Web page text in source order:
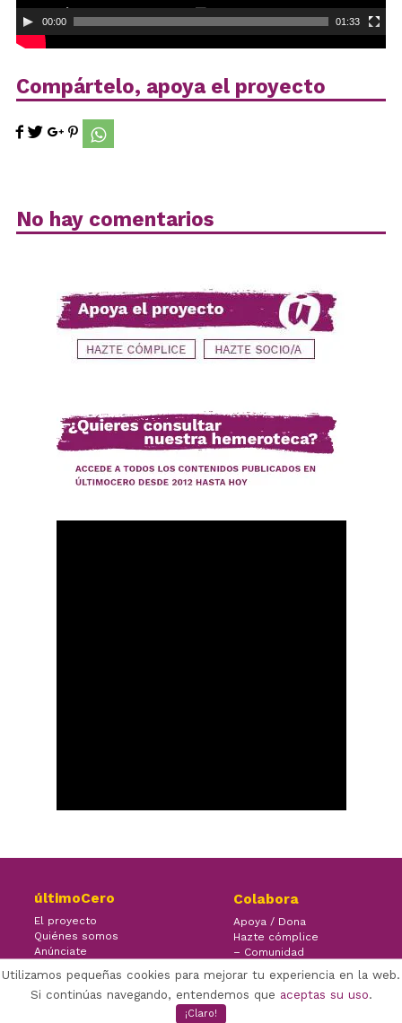
00:00 01:33
Compártelo, apoya el proyecto
No hay comentarios
últimoCero
El proyecto
Quiénes somos
Anúnciate
Colabora
Apoya / Dona
Hazte cómplice
– Comunidad
Utilizamos pequeñas cookies para mejorar tu experiencia en la web.
Si continúas navegando, entendemos que aceptas su uso.
¡Claro!